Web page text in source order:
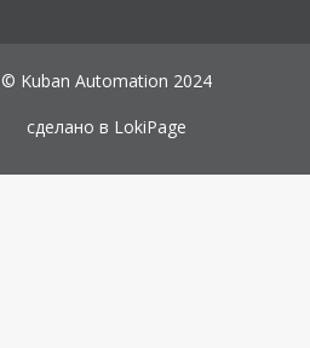
© Kuban Automation 2024
сделано в LokiPage